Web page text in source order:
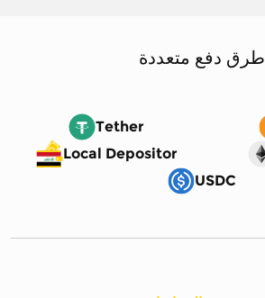
طرق دفع متعددة
Tether
Local Depositor
USDC